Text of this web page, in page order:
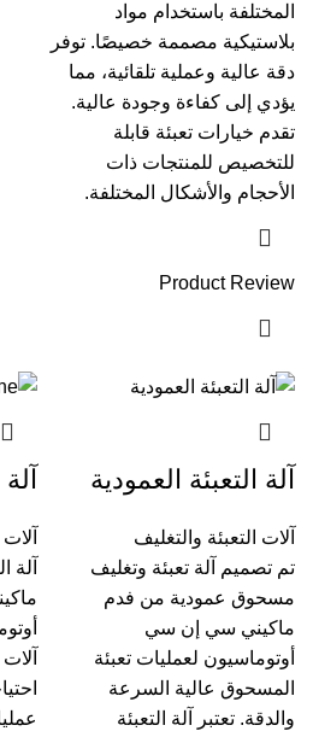
المختلفة باستخدام مواد
بلاستيكية مصممة خصيصًا. توفر
دقة عالية وعملية تلقائية، مما
يؤدي إلى كفاءة وجودة عالية.
تقدم خيارات تعبئة قابلة
للتخصيص للمنتجات ذات
الأحجام والأشكال المختلفة.
Product Review
آلة التعبئة العمودية
آلات التعبئة والتغليف
تم تصميم آلة تعبئة وتغليف
مسحوق عمودية من فدم
ماكيني سي إن سي
أوتوماسيون لعمليات تعبئة
المسحوق عالية السرعة
والدقة. تعتبر آلة التعبئة
آلة